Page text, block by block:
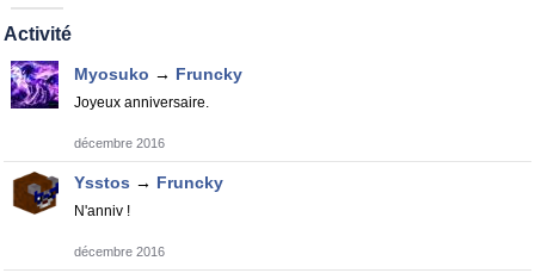
Activité
Myosuko → Fruncky
Joyeux anniversaire.
décembre 2016
Ysstos → Fruncky
N'anniv !
décembre 2016